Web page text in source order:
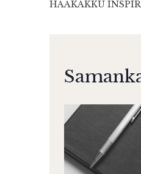
selaus
HÄÄKAKKU